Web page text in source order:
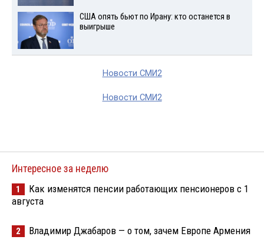
США опять бьют по Ирану: кто останется в
выигрыше
Новости СМИ2
Новости СМИ2
Интересное за неделю
1
Как изменятся пенсии работающих пенсионеров с 1
августа
2 Владимир Джабаров — о том, зачем Европе Армения